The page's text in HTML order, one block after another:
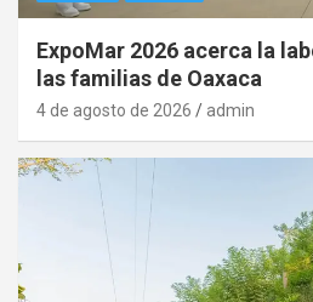
ExpoMar 2026 acerca la
las familias de Oaxaca
4 de agosto de 2026 admin